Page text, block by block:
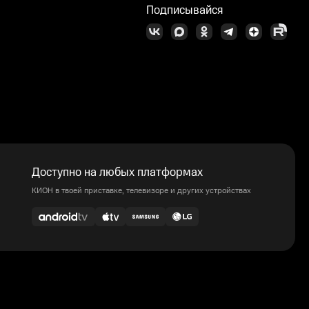
Подписывайся
Доступно на любых платформах
КИОН в твоей приставке, телевизоре и других устройствах